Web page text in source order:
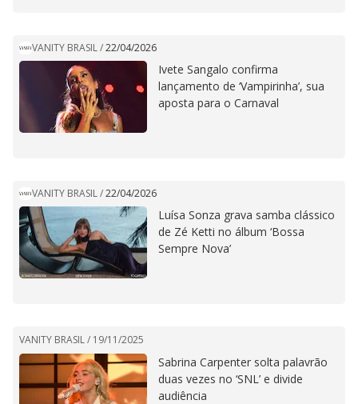
VANITY BRASIL/22/04/2026
Ivete Sangalo confirma
lançamento de ‘Vampirinha’, sua
aposta para o Carnaval
VANITY BRASIL/22/04/2026
Luísa Sonza grava samba clássico
de Zé Ketti no álbum ‘Bossa
Sempre Nova’
VANITY BRASIL / 19/11/2025
Sabrina Carpenter solta palavrão
duas vezes no ‘SNL’ e divide
audiência